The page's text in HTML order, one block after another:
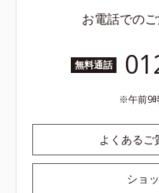
お電話での
無料通話
午前9
よくあるご
ショ